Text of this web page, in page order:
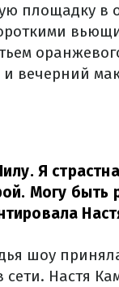
площадку в
вечерний
Я
Могу быть
шоу
Настя